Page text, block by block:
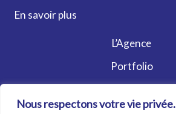
Nous respectons votre vie privée.
En savoir plus
L’Agence
Portfolio